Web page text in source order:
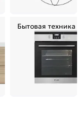
Бытовая техника